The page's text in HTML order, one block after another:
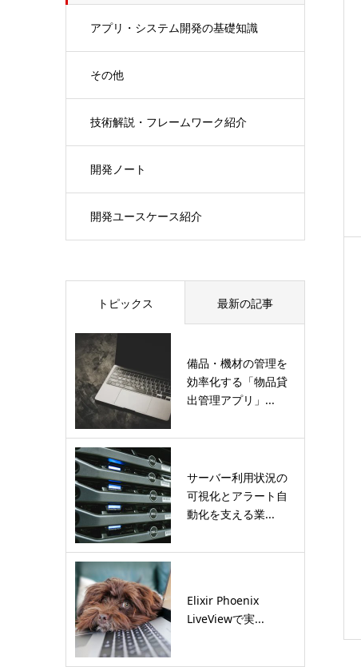
アプリ・システム開発の基礎知識
その他
技術解説・フレームワーク紹介
開発ノート
開発ユースケース紹介
トピックス 最新の記事
備品・機材の管理を
効率化する「物品貸
出管理アプリ」...
サーバー利用状況の
可視化とアラート自
動化を支える業...
Elixir Phoenix
LiveViewで実...